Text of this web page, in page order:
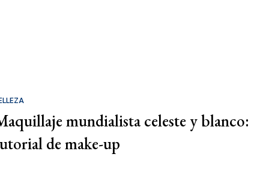
mundialista celeste y blanco:
de make-up